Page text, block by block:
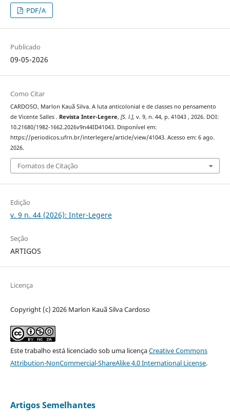
PDF/A
Publicado
09-05-2026
Como Citar
CARDOSO, Marlon Kauã Silva. A luta anticolonial e de classes no pensamento
de Vicente Salles . Revista Inter-Legere, [S. l.], v. 9, n. 44, p. 41043 , 2026. DOI:
10.21680/1982-1662.2026v9n44ID41043. Disponível em:
https://periodicos.ufrn.br/interlegere/article/view/41043. Acesso em: 6 ago.
2026.
Fomatos de Citação
Edição
v. 9 n. 44 (2026): Inter-Legere
Seção
ARTIGOS
Licença
Copyright (c) 2026 Marlon Kauã Silva Cardoso
Este trabalho está licenciado sob uma licençaCreative Commons
Attribution-NonCommercial-ShareAlike 4.0 International License.
Artigos Semelhantes